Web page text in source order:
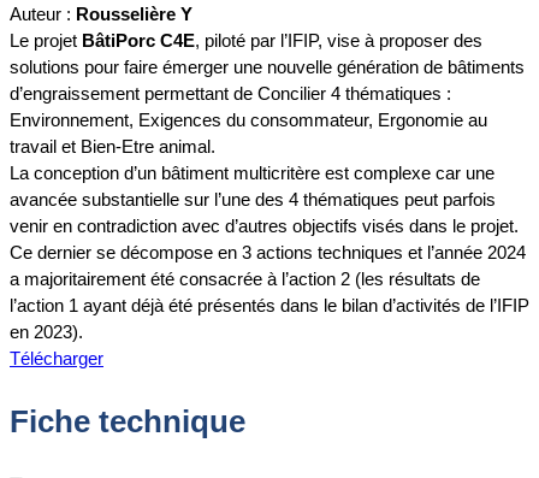
Auteur : Rousselière Y
Le projet BâtiPorc C4E, piloté par l’IFIP, vise à proposer des
solutions pour faire émerger une nouvelle génération de bâtiments
d’engraissement permettant de Concilier 4 thématiques :
Environnement, Exigences du consommateur, Ergonomie au
travail et Bien-Etre animal.
La conception d’un bâtiment multicritère est complexe car une
avancée substantielle sur l’une des 4 thématiques peut parfois
venir en contradiction avec d’autres objectifs visés dans le projet.
Ce dernier se décompose en 3 actions techniques et l’année 2024
a majoritairement été consacrée à l’action 2 (les résultats de
l’action 1 ayant déjà été présentés dans le bilan d’activités de l’IFIP
en 2023).
Télécharger
Fiche technique